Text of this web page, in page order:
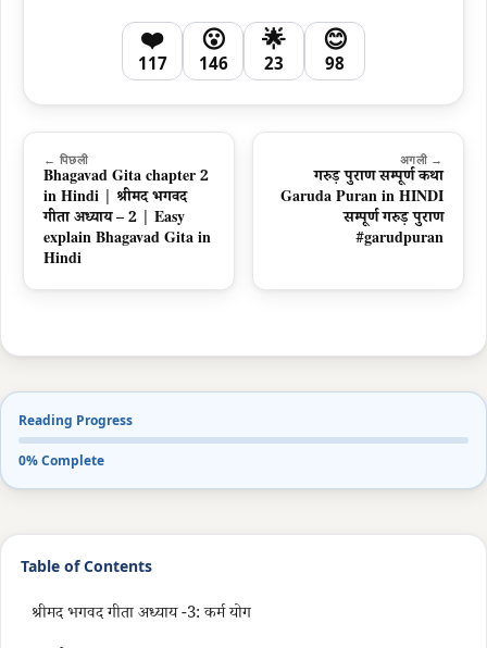
❤️
117
😮
146
🌟
23
😊
98
← पिछली
Bhagavad Gita chapter 2
in Hindi | श्रीमद भगवद
गीता अध्याय – 2 | Easy
explain Bhagavad Gita in
Hindi
अगली →
गरुड़ पुराण सम्पूर्ण कथा
Garuda Puran in HINDI
सम्पूर्ण गरुड़ पुराण
#garudpuran
Reading Progress
0% Complete
Table of Contents
श्रीमद भगवद गीता अध्याय -3: कर्म योग